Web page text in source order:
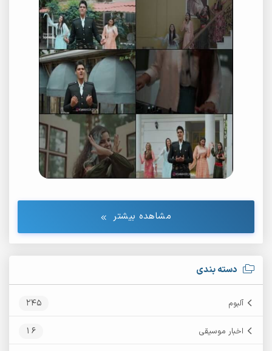
دسته بندی
آلبوم 245
اخبار موسیقی 16
مشاهده بیشتر